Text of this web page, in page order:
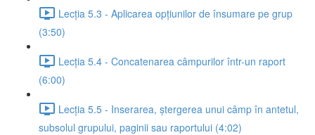
Lecția 5.3 - Aplicarea opțiunilor de însumare pe grup
(3:50)
Lecția 5.4 - Concatenarea câmpurilor într-un raport
(6:00)
Lecția 5.5 - Inserarea, ștergerea unui câmp în antetul,
subsolul grupului, paginii sau raportului (4:02)